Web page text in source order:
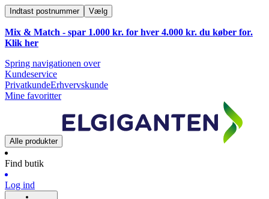
Indtast postnummer Vælg
Mix & Match - spar 1.000 kr. for hver 4.000 kr. du køber for.
Klik her
Spring navigationen over
Kundeservice
PrivatkundeErhvervskunde
Mine favoritter
Alle produkter
Find butik
Log ind